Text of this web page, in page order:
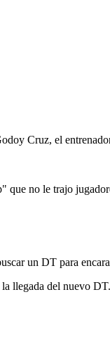
Cruz, el
que no le trajo
un DT para
llegada del nuevo DT.